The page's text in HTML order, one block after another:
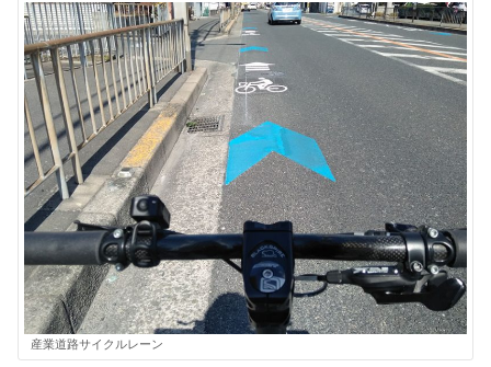
産業道路サイクルレーン